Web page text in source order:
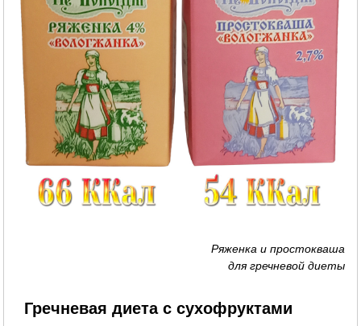
Ряженка и простокваша
для гречневой диеты
Гречневая диета с сухофруктами